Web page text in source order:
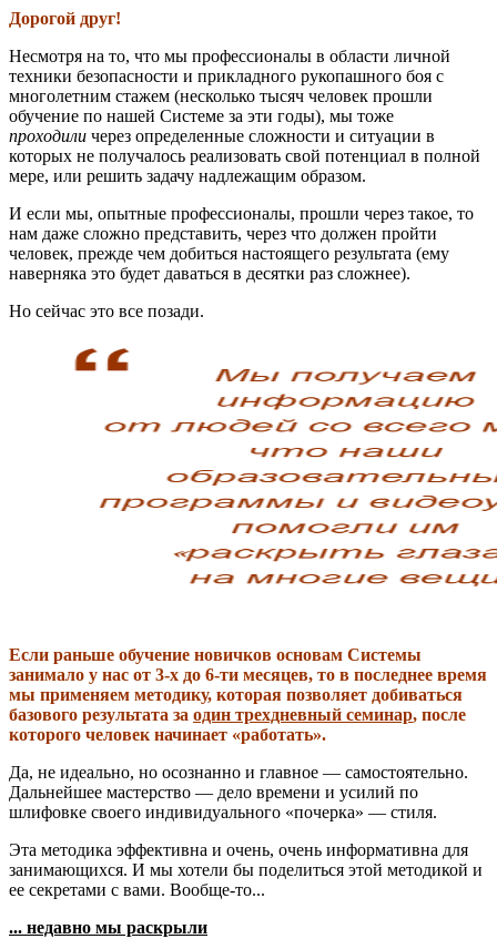
Дорогой друг!
Несмотря на то, что мы профессионалы в области личной
техники безопасности и прикладного рукопашного боя с
многолетним стажем (несколько тысяч человек прошли
обучение по нашей Системе за эти годы), мы тоже
проходили через определенные сложности и ситуации в
которых не получалось реализовать свой потенциал в полной
мере, или решить задачу надлежащим образом.
И если мы, опытные профессионалы, прошли через такое, то
нам даже сложно представить, через что должен пройти
человек, прежде чем добиться настоящего результата (ему
наверняка это будет даваться в десятки раз сложнее).
Но сейчас это все позади.
Если раньше обучение новичков основам Системы
занимало у нас от 3-х до 6-ти месяцев, то в последнее время
мы применяем методику, которая позволяет добиваться
базового результата за один трехдневный семинар, после
которого человек начинает «работать».
Да, не идеально, но осознанно и главное — самостоятельно.
Дальнейшее мастерство — дело времени и усилий по
шлифовке своего индивидуального «почерка» — стиля.
Эта методика эффективна и очень, очень информативна для
занимающихся. И мы хотели бы поделиться этой методикой и
ее секретами с вами. Вообще-то...
... недавно мы раскрыли